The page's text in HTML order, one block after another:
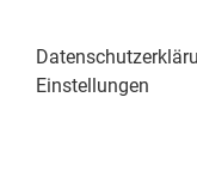
Einstellungen